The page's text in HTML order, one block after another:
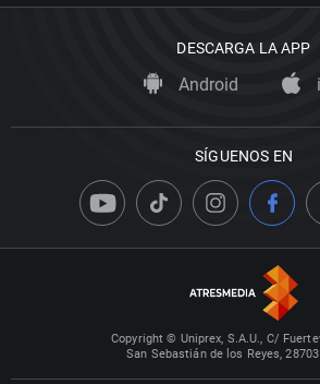
DESCARGA LA APP
Android
SÍGUENOS EN
Copyright © Uniprex, S.A.U., C/
San Sebastián de los Reyes,